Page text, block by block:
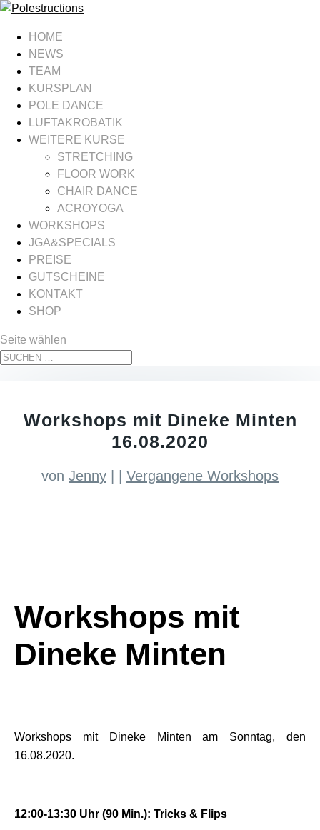
HOME
NEWS
TEAM
KURSPLAN
POLE DANCE
LUFTAKROBATIK
WEITERE KURSE
STRETCHING
FLOOR WORK
CHAIR DANCE
ACROYOGA
WORKSHOPS
JGA&SPECIALS
PREISE
GUTSCHEINE
KONTAKT
SHOP
Seite wählen
Workshops mit Dineke Minten
16.08.2020
von Jenny | | Vergangene Workshops
Workshops mit
Dineke Minten
Workshops mit Dineke Minten am Sonntag, den
16.08.2020.
12:00-13:30 Uhr (90 Min.): Tricks & Flips